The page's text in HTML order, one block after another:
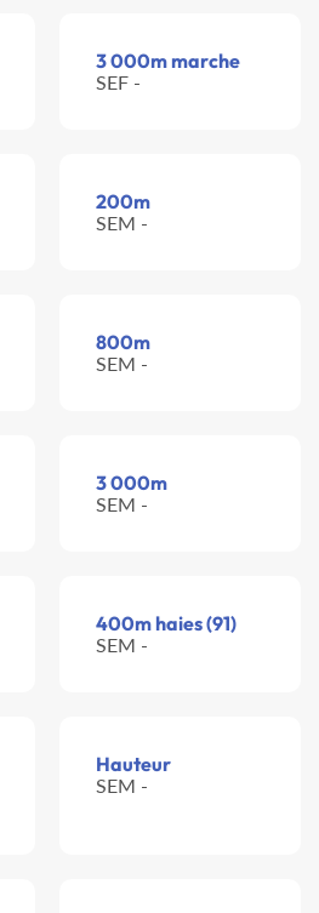
3 000m marche
SEF -
200m
SEM -
800m
SEM -
3 000m
SEM -
400m haies (91)
SEM -
Hauteur
SEM -